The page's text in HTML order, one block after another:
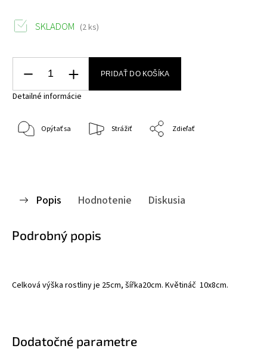
SKLADOM (2 ks)
PRIDAŤ DO KOŠÍKA
Detailné informácie
Opýtať sa Strážiť Zdieľať
Popis Hodnotenie Diskusia
Podrobný popis
Celková výška rostliny je 25cm, šířka20cm. Květináč 10x8cm.
Dodatočné parametre